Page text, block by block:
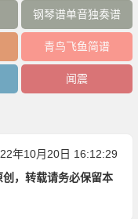
钢琴谱单音独奏谱
青鸟飞鱼简谱
闻震
年10月20日 16:12:29
，转载请务必保留本